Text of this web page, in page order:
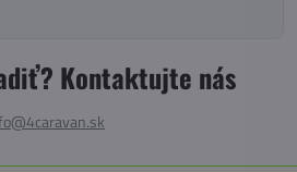
Kontaktujte nás